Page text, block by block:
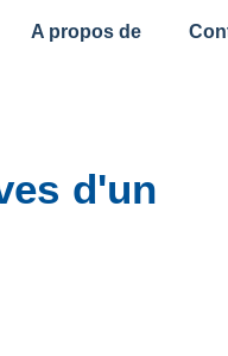
A propos de
d'un